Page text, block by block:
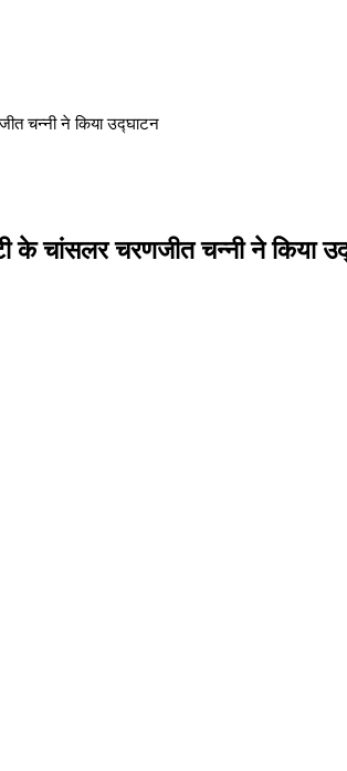
चन्नी ने किया उद्घाटन
के चांसलर चरणजीत चन्नी ने किया